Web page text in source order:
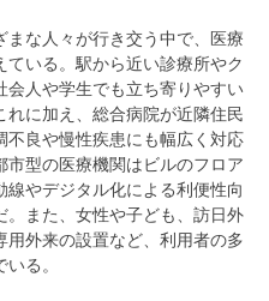
な人々が行き交う中で、医療
いる。駅から近い診療所やク
会人や学生でも立ち寄りやすい
に加え、総合病院が近隣住民
良や慢性疾患にも幅広く対応
型の医療機関はビルのフロア
やデジタル化による利便性向
。また、女性や子ども、訪日外
外来の設置など、利用者の多
る。